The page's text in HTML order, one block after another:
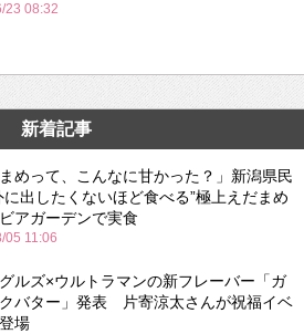
23 08:32
新着記事
まめって、こんなに甘かった？」新潟県民
に出したくないほど食べる”極上えだまめ
アガーデンで実食
05 11:06
ルズ×ウルトラマンの新フレーバー「ガ
バター」発表 片寄涼太さんが祝福イベ
場